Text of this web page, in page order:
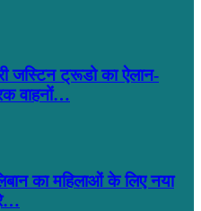
जस्टिन ट्रूडो का ऐलान-
वाहनों…
का महिलाओं के लिए नया